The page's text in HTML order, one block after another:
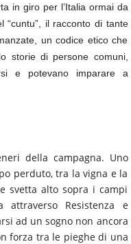
in giro per l’Italia ormai da
il racconto di tante
un codice etico che
storie di persone comuni,
e potevano imparare a
della campagna. Uno
perduto, tra la vigna e la
svetta alto sopra i campi
Resistenza e
ad un sogno non ancora
forza tra le pieghe di una